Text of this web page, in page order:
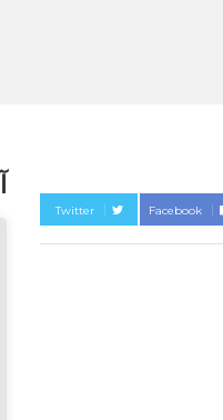
Twitter Facebook